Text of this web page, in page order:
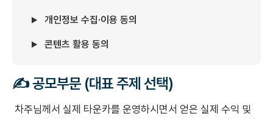
개인정보 수집·이용 동의
콘텐츠 활용 동의
✍ 공모부문 (대표 주제 선택)
차주님께서 실제 타운카를 운영하시면서 얻은 실제 수익 및